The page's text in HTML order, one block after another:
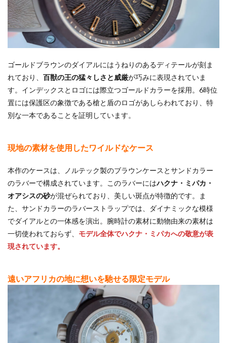
ゴールドブラウンのダイアルにはうねりのあるディテールが刻ま
れており、 百獣の王の猛々しさと威厳が巧みに表現されていま
す。インデックスとロゴには際立つゴールドカラーを採用。6時位
置には保護区の象徴である槍と盾のロゴがあしらわれており、特
別な一本であることを証明しています。
現地の素材を使用したワイルドなケース
本作のケースは、ノルテック製のブラウンケースとサンドカラー
のラバーで構成されています。このラバーにはハクナ・ミパカ・
オアシスの砂が混ぜられており、美しい斑点が特徴的です。ま
た、サンドカラーのラバーストラップでは、ダイナミックな模様
でダイアルとの一体感を演出。腕時計の素材に動物由来の素材は
一切使われておらず、 モデル全体でハクナ・ミパカへの敬意が表
現されています。
遠いアフリカの地に想いを馳せる限定モデル